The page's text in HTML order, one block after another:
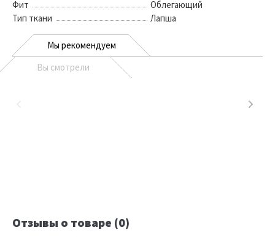
Фит
Облегающий
Тип ткани
Лапша
Мы рекомендуем
Вы смотрели
Отзывы о товаре (0)